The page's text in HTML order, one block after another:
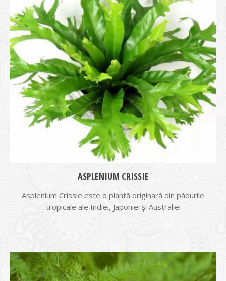
ASPLENIUM CRISSIE
Asplenium Crissie este o plantă originară din pădurile
tropicale ale Indiei, Japoniei şi Australiei